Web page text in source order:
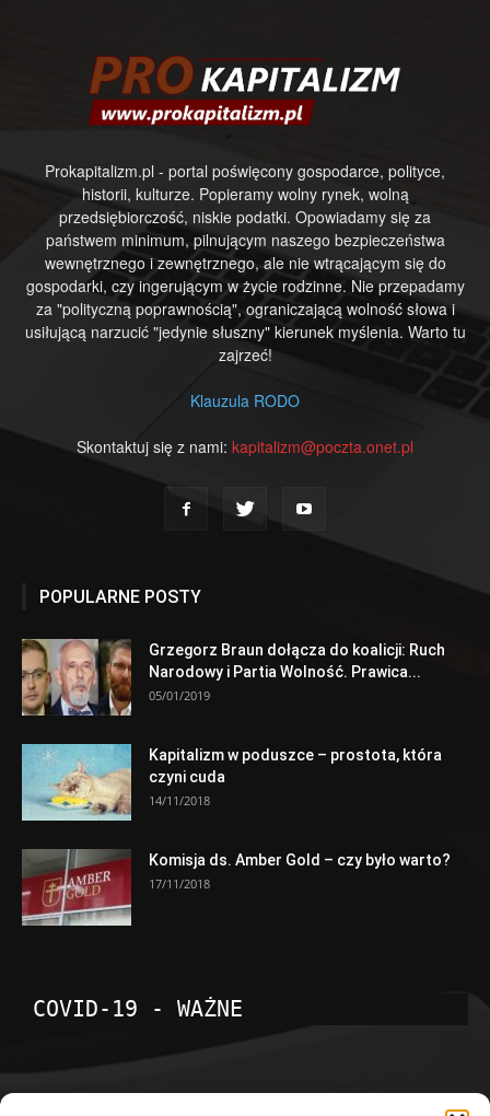
Prokapitalizm.pl - portal poświęcony gospodarce, polityce,
historii, kulturze. Popieramy wolny rynek, wolną
przedsiębiorczość, niskie podatki. Opowiadamy się za
państwem minimum, pilnującym naszego bezpieczeństwa
wewnętrznego i zewnętrznego, ale nie wtrącającym się do
gospodarki, czy ingerującym w życie rodzinne. Nie przepadamy
za "polityczną poprawnością", ograniczającą wolność słowa i
usiłującą narzucić "jedynie słuszny" kierunek myślenia. Warto tu
zajrzeć!
Klauzula RODO
Skontaktuj się z nami: kapitalizm@poczta.onet.pl
POPULARNE POSTY
Grzegorz Braun dołącza do koalicji: Ruch
Narodowy i Partia Wolność. Prawica...
05/01/2019
Kapitalizm w poduszce – prostota, która
czyni cuda
14/11/2018
Komisja ds. Amber Gold – czy było warto?
17/11/2018
COVID-19 - WAŻNE